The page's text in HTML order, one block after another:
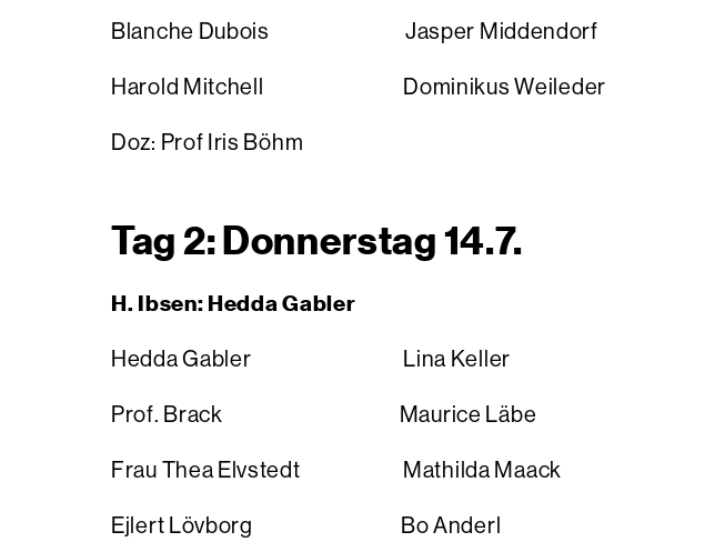
Blanche Dubois Jasper Middendorf
Harold Mitchell Dominikus Weileder
Doz: Prof Iris Böhm
Tag 2: Donnerstag 14.7.
H. Ibsen: Hedda Gabler
Hedda Gabler Lina Keller
Prof. Brack Maurice Läbe
Frau Thea Elvstedt Mathilda Maack
Ejlert Lövborg Bo Anderl